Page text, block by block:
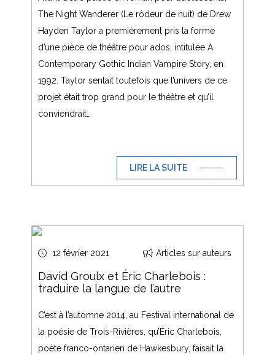
The Night Wanderer (Le rôdeur de nuit) de Drew
Hayden Taylor a premièrement pris la forme
d’une pièce de théâtre pour ados, intitulée A
Contemporary Gothic Indian Vampire Story, en
1992. Taylor sentait toutefois que l’univers de ce
projet était trop grand pour le théâtre et qu’il
conviendrait…
LIRE LA SUITE
12 février 2021 Articles sur auteurs
David Groulx et Éric Charlebois :
traduire la langue de l’autre
C’est à l’automne 2014, au Festival international de
la poésie de Trois-Rivières, qu’Éric Charlebois,
poète franco-ontarien de Hawkesbury, faisait la